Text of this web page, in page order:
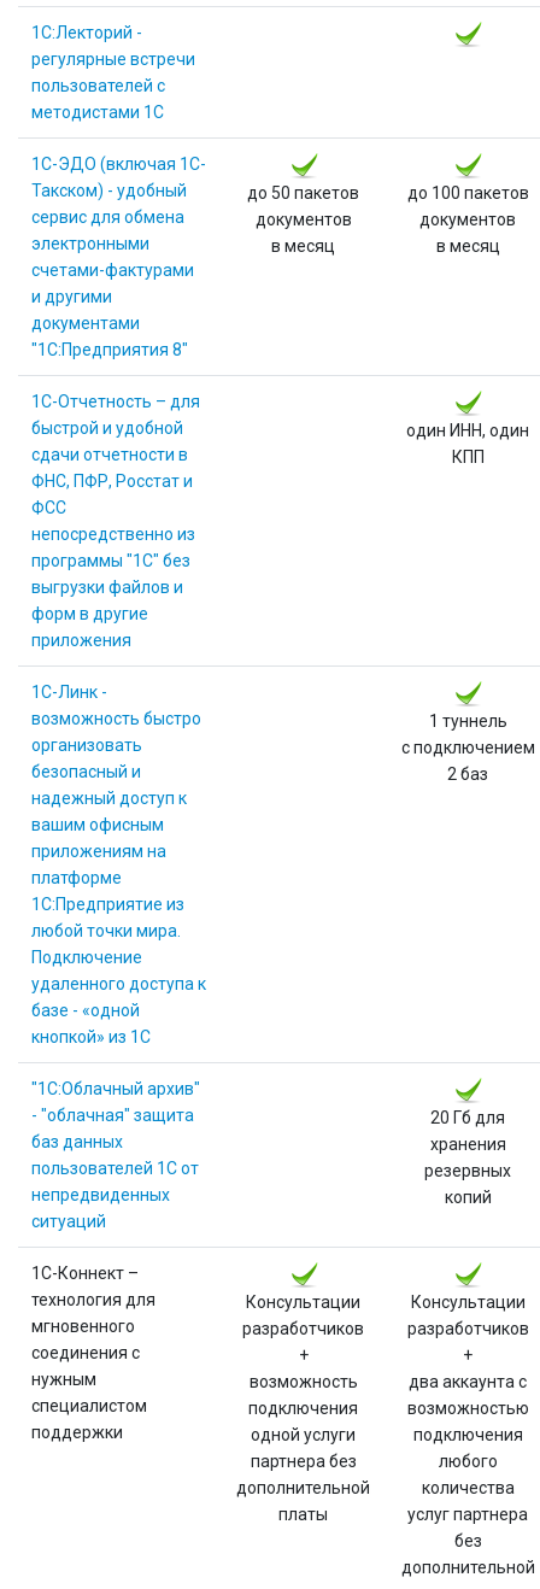
1С:Лекторий -
регулярные встречи
пользователей с
методистами 1С
1С-ЭДО (включая 1С-
Такском) - удобный
сервис для обмена
электронными
счетами-фактурами
и другими
документами
"1С:Предприятия 8"
до 50 пакетов
документов
в месяц
до 100 пакетов
документов
в месяц
1С-Отчетность – для
быстрой и удобной
сдачи отчетности в
ФНС, ПФР, Росcтат и
ФСС
непосредственно из
программы "1C" без
выгрузки файлов и
форм в другие
приложения
один ИНН, один
КПП
1С-Линк -
возможность быстро
организовать
безопасный и
надежный доступ к
вашим офисным
приложениям на
платформе
1С:Предприятие из
любой точки мира.
Подключение
удаленного доступа к
базе - «одной
кнопкой» из 1С
1 туннель
с подключением
2 баз
"1С:Облачный архив"
- "облачная" защита
баз данных
пользователей 1С от
непредвиденных
ситуаций
20 Гб для
хранения
резервных
копий
1С-Коннект –
технология для
мгновенного
соединения с
нужным
специалистом
поддержки
Консультации
разработчиков
+
возможность
подключения
одной услуги
партнера без
дополнительной
платы
Консультации
разработчиков
+
два аккаунта с
возможностью
подключения
любого
количества
услуг партнера
без
дополнительной